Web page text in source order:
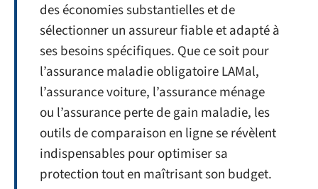
des économies substantielles et de
sélectionner un assureur fiable et adapté à
ses besoins spécifiques. Que ce soit pour
l’assurance maladie obligatoire LAMal,
l’assurance voiture, l’assurance ménage
ou l’assurance perte de gain maladie, les
outils de comparaison en ligne se révèlent
indispensables pour optimiser sa
protection tout en maîtrisant son budget.